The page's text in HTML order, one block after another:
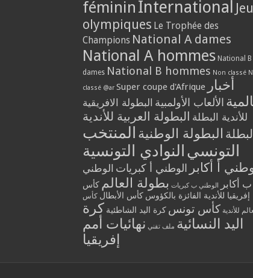
féminin International
olympiques Le Trophée des
Champions National A dames
National A hommes National B
dames National B hommes Non classé
classé @ar Super coupe d'Afrique أخبار
الألعاب الأولمبية البطولة الافريقية
للأندية البطلة البطولة العربية للأندية
البطلة البطولة الوطنية المنتخب
التونسي النوادي التونسية
أ أكابر الوطني أ كبريات الوطني
ب أكابر
الوطني ب كبريات بطولة العالم كأس
إفريقيا للأندية الفائزة بالكؤوس كأس الأبطال كأس
للأندية كأس تونس كرة اليد الشاطئية كرة
اليد النسائية ملف تقني نهائيات أمم
إفريقيا